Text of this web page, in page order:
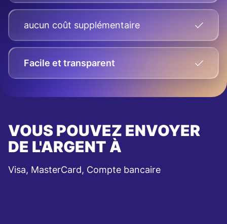
aucun coût supplémentaire
Facile et transparent
VOUS POUVEZ ENVOYER
DE L'ARGENT À
Visa, MasterCard, Compte bancaire